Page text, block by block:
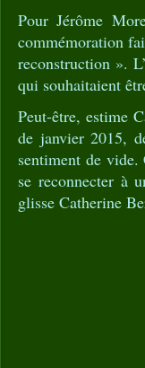
Pour Jérôme
commémoration
reconstruction ».
qui souhaitaient
Peut-être, estime
de janvier 2015,
sentiment de vide.
se reconnecter à
glisse Catherine